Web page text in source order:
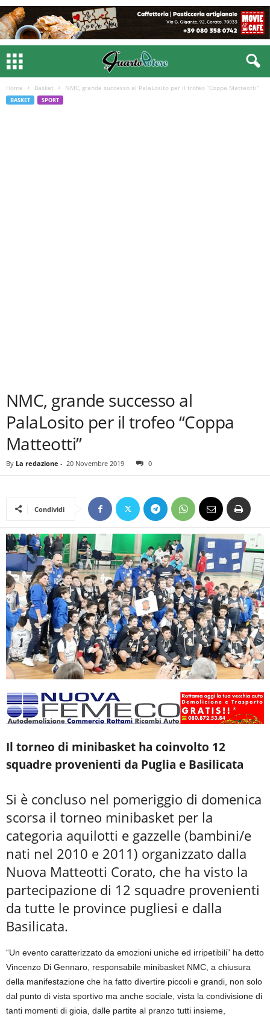
Home Basket NMC, grande successo al PalaLosito per il trofeo “Coppa Matteotti”
BASKET SPORT
NMC, grande successo al
PalaLosito per il trofeo “Coppa
Matteotti”
By La redazione - 20 Novembre 2019 0
Condividi
Il torneo di minibasket ha coinvolto 12
squadre provenienti da Puglia e Basilicata
Si è concluso nel pomeriggio di domenica
scorsa il torneo minibasket per la
categoria aquilotti e gazzelle (bambini/e
nati nel 2010 e 2011) organizzato dalla
Nuova Matteotti Corato, che ha visto la
partecipazione di 12 squadre provenienti
da tutte le province pugliesi e dalla
Basilicata.
“Un evento caratterizzato da emozioni uniche ed irripetibili” ha detto
Vincenzo Di Gennaro, responsabile minibasket NMC, a chiusura
della manifestazione che ha fatto divertire piccoli e grandi, non solo
dal punto di vista sportivo ma anche sociale, vista la condivisione di
tanti momenti di gioia, dalle partite al pranzo tutti insieme,